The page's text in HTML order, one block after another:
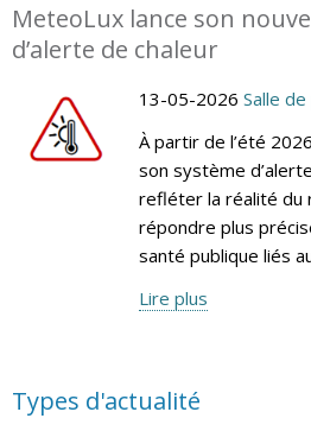
MeteoLux lance son
d’alerte de chaleur
13-05-2026 Salle
À partir de l’été
son système
refléter la réalité du
répondre plus
santé publique liés
Lire plus
Types d'actualité